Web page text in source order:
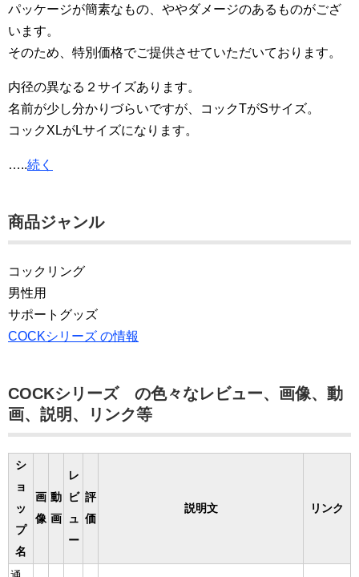
パッケージが簡素なもの、ややダメージのあるものがござ
います。
そのため、特別価格でご提供させていただいております。
内径の異なる２サイズあります。
名前が少し分かりづらいですが、コックTがSサイズ。
コックXLがLサイズになります。
…..続く
商品ジャンル
コックリング
男性用
サポートグッズ
COCKシリーズ の情報
COCKシリーズ の色々なレビュー、画像、動
画、説明、リンク等
シ
ョ
ッ
プ
名
画
像
動
画
レ
ビ
ュ
ー
評
価
説明文 リンク